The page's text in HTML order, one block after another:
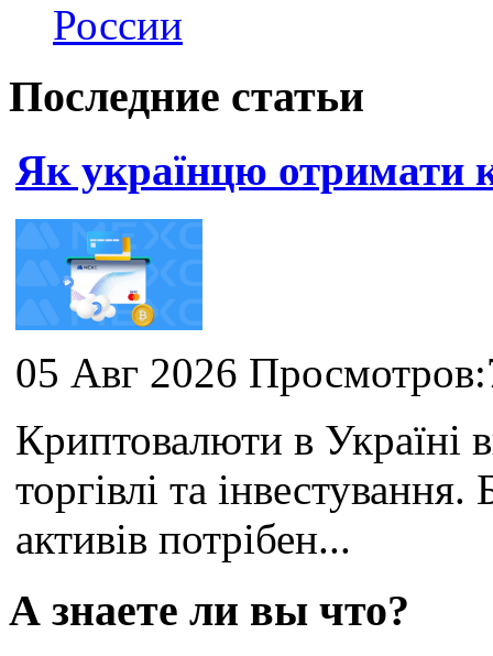
России
Последние статьи
Як українцю отримати
05 Авг 2026
Криптовалюти в Україні
торгівлі та
активів потрібен...
А знаете ли вы что?